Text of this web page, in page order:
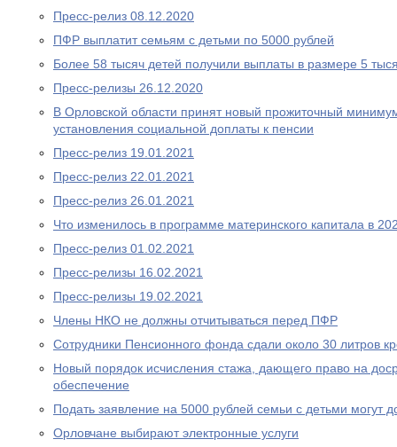
Пресс-релиз 08.12.2020
ПФР выплатит семьям с детьми по 5000 рублей
Более 58 тысяч детей получили выплаты в размере 5
Пресс-релизы 26.12.2020
В Орловской области принят новый прожиточный
установления социальной доплаты к пенсии
Пресс-релиз 19.01.2021
Пресс-релиз 22.01.2021
Пресс-релиз 26.01.2021
Что изменилось в программе материнского капитала в
Пресс-релиз 01.02.2021
Пресс-релизы 16.02.2021
Пресс-релизы 19.02.2021
Члены НКО не должны отчитываться перед ПФР
Сотрудники Пенсионного фонда сдали около 30 литров
Новый порядок исчисления стажа, дающего право на
обеспечение
Подать заявление на 5000 рублей семьи с детьми могут
Орловчане выбирают электронные услуги